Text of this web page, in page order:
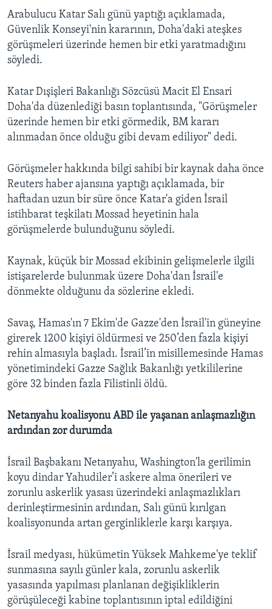
Arabulucu Katar Salı günü yaptığı açıklamada,
Güvenlik Konseyi'nin kararının, Doha'daki ateşkes
görüşmeleri üzerinde hemen bir etki yaratmadığını
söyledi.
Katar Dışişleri Bakanlığı Sözcüsü Macit El Ensari
Doha'da düzenlediği basın toplantısında, "Görüşmeler
üzerinde hemen bir etki görmedik, BM kararı
alınmadan önce olduğu gibi devam ediliyor" dedi.
Görüşmeler hakkında bilgi sahibi bir kaynak daha önce
Reuters haber ajansına yaptığı açıklamada, bir
haftadan uzun bir süre önce Katar'a giden İsrail
istihbarat teşkilatı Mossad heyetinin hala
görüşmelerde bulunduğunu söyledi.
Kaynak, küçük bir Mossad ekibinin gelişmelerle ilgili
istişarelerde bulunmak üzere Doha'dan İsrail'e
dönmekte olduğunu da sözlerine ekledi.
Savaş, Hamas'ın 7 Ekim'de Gazze'den İsrail'in güneyine
girerek 1200 kişiyi öldürmesi ve 250’den fazla kişiyi
rehin almasıyla başladı. İsrail’in misillemesinde Hamas
yönetimindeki Gazze Sağlık Bakanlığı yetkililerine
göre 32 binden fazla Filistinli öldü.
Netanyahu koalisyonu ABD ile yaşanan anlaşmazlığın
ardından zor durumda
İsrail Başbakanı Netanyahu, Washington'la gerilimin
koyu dindar Yahudiler’i askere alma önerileri ve
zorunlu askerlik yasası üzerindeki anlaşmazlıkları
derinleştirmesinin ardından, Salı günü kırılgan
koalisyonunda artan gerginliklerle karşı karşıya.
İsrail medyası, hükümetin Yüksek Mahkeme'ye teklif
sunmasına sayılı günler kala, zorunlu askerlik
yasasında yapılması planlanan değişikliklerin
görüşüleceği kabine toplantısının iptal edildiğini